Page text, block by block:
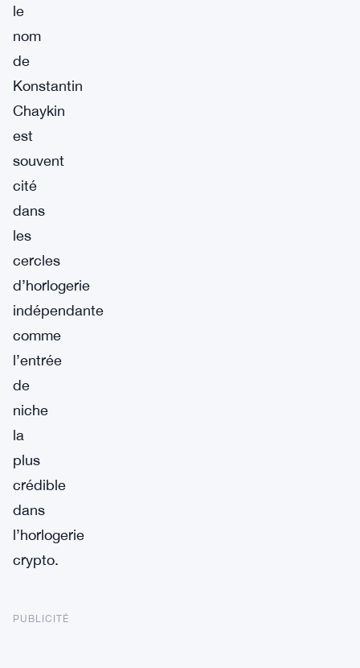
le
nom
de
Konstantin
Chaykin
est
souvent
cité
dans
les
cercles
d’horlogerie
indépendante
comme
l’entrée
de
niche
la
plus
crédible
dans
l’horlogerie
crypto.
PUBLICITÉ